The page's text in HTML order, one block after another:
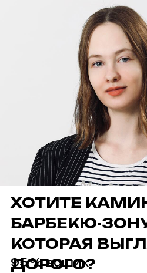
95 % ваших
ХОТИТЕ
БАРБЕКЮ-
КОТОРАЯ
ДОРОГО?